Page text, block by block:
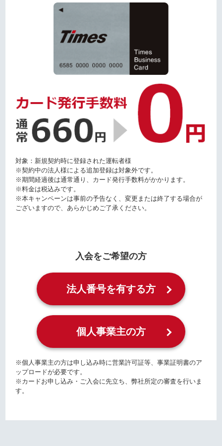
対象：新規契約時に登録された運転者様
※契約中の法人様による追加登録は対象外です。
※期間経過後は通常通り、カード発行手数料がかかります。
※料金は税込みです。
※本キャンペーンは事前の予告なく、変更または終了する場合が
ございますので、あらかじめご了承ください。
入会をご希望の方
法人番号を有する方
個人事業主の方
※個人事業主の方は申し込み時に営業許可証等、事業証明書のア
ップロードが必要です。
※カードお申し込み・ご入会に先立ち、弊社所定の審査を行いま
す。